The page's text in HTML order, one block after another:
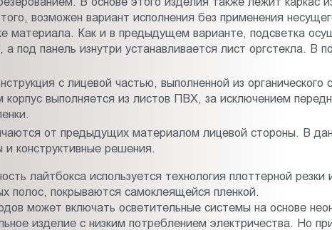
возможен вариант исполнения без применения
материала. Как и в предыдущем варианте, подсветка
под панель изнутри устанавливается лист оргстекла. В
с лицевой частью, выполненной из органического
выполняется из листов ПВХ, за исключением
от предыдущих материалом лицевой стороны. В
конструктивные решения.
лайтбокса используется технология плоттерной
полос, покрываются самоклеящейся пленкой.
может включать осветительные системы на основе
изделие с низким потреблением электричества. Но